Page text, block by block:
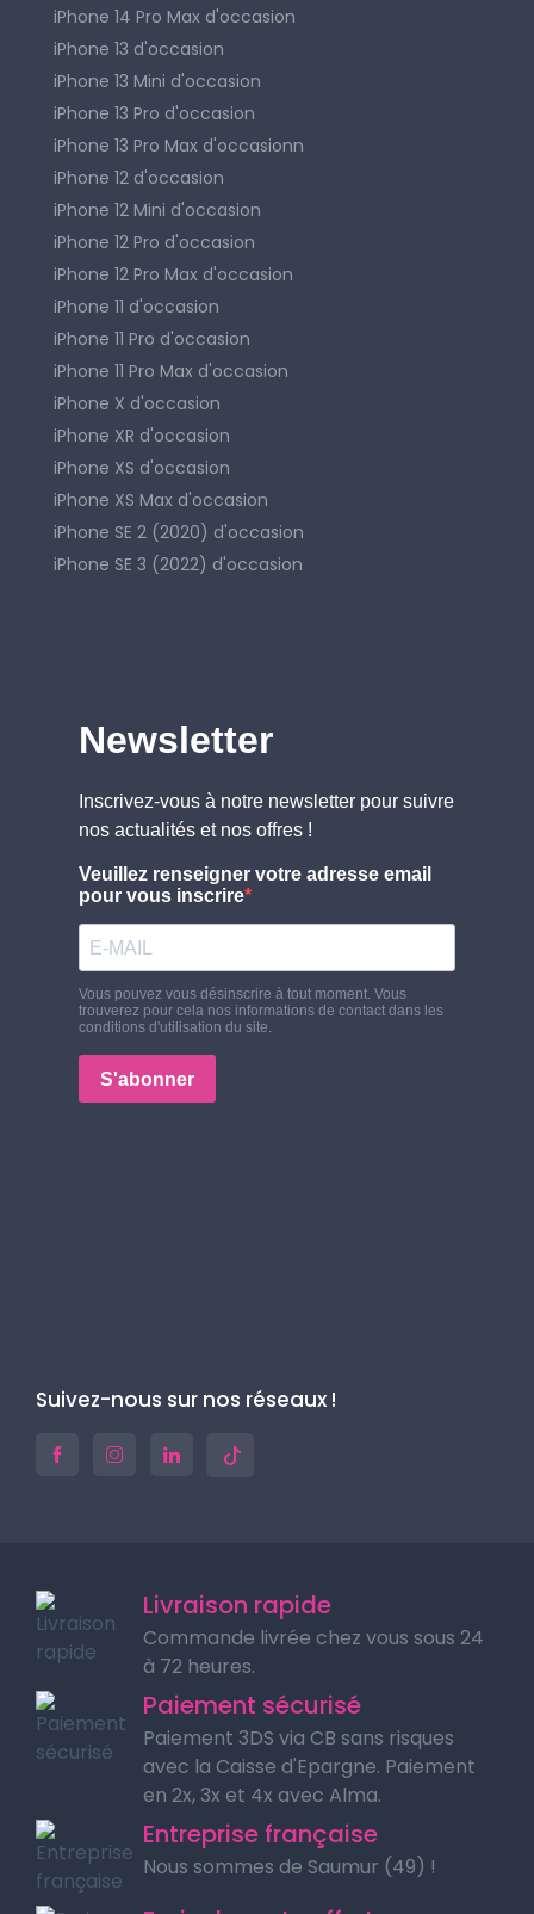
iPhone 14 Pro Max d'occasion
iPhone 13 d'occasion
iPhone 13 Mini d'occasion
iPhone 13 Pro d'occasion
iPhone 13 Pro Max d'occasionn
iPhone 12 d'occasion
iPhone 12 Mini d'occasion
iPhone 12 Pro d'occasion
iPhone 12 Pro Max d'occasion
iPhone 11 d'occasion
iPhone 11 Pro d'occasion
iPhone 11 Pro Max d'occasion
iPhone X d'occasion
iPhone XR d'occasion
iPhone XS d'occasion
iPhone XS Max d'occasion
iPhone SE 2 (2020) d'occasion
iPhone SE 3 (2022) d'occasion
Suivez-nous sur nos réseaux !
Livraison rapide
Commande livrée chez vous sous 24
à 72 heures.
Paiement sécurisé
Paiement 3DS via CB sans risques
avec la Caisse d'Epargne. Paiement
en 2x, 3x et 4x avec Alma.
Entreprise française
Nous sommes de Saumur (49) !